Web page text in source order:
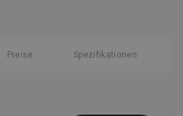
Preise Spezifikationen